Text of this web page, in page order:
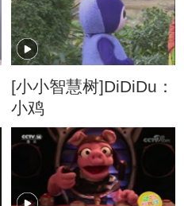
[小小智慧树]DiDiDu：
小鸡